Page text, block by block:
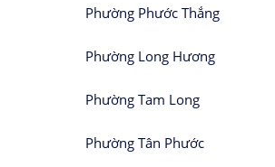
Phường Phước Thắng
Phường Long Hương
Phường Tam Long
Phường Tân Phước